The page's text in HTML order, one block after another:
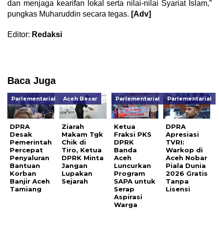
dan menjaga kearifan lokal serta nilai-nilai Syariat Islam,”
pungkas Muharuddin secara tegas. [Adv]
Editor: Redaksi
Baca Juga
Parlementarial
DPRA
Desak
Pemerintah
Percepat
Penyaluran
Bantuan
Korban
Banjir Aceh
Tamiang
Aceh Besar
Ziarah
Makam Tgk
Chik di
Tiro, Ketua
DPRK Minta
Jangan
Lupakan
Sejarah
Parlementarial
Ketua
Fraksi PKS
DPRK
Banda
Aceh
Luncurkan
Program
SAPA untuk
Serap
Aspirasi
Warga
Parlementarial
DPRA
Apresiasi
TVRI:
Warkop di
Aceh Nobar
Piala Dunia
2026 Gratis
Tanpa
Lisensi